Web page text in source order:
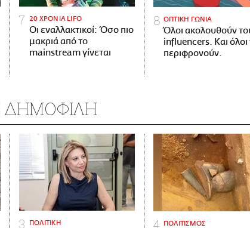
20 ΧΡΟΝΙΑ LIFO
Οι εναλλακτικοί: Όσο πιο
μακριά από το
mainstream γίνεται
ΟΠΤΙΚΗ ΓΩΝΙΑ
Όλοι ακολουθούν
influencers. Και όλοι
περιφρονούν.
ΔΗΜΟΦΙΛΗ
ΠΟΛΙΤΙΚΗ ΠΟΛΙΤΙΣΜΟΣ